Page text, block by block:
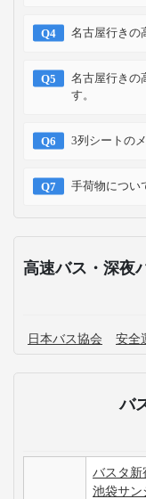
名古屋行きの
名古屋行きの
す。
3列シートの
手荷物につい
高速バス・深夜
日本バス協会 安全
バ
バスタ新
池袋サン